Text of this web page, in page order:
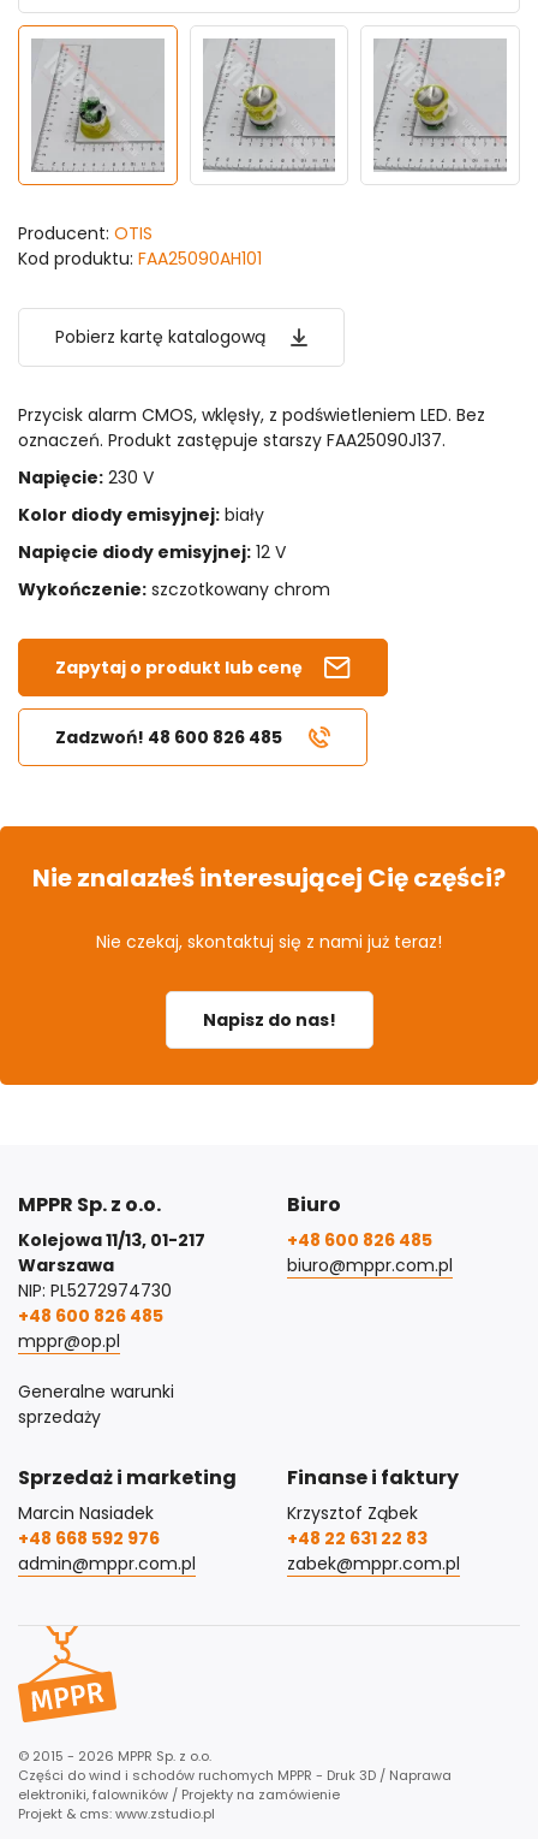
Producent: OTIS
Kod produktu: FAA25090AH101
Pobierz kartę katalogową
Przycisk alarm CMOS, wklęsły, z podświetleniem LED. Bez
oznaczeń. Produkt zastępuje starszy FAA25090J137.
Napięcie: 230 V
Kolor diody emisyjnej: biały
Napięcie diody emisyjnej: 12 V
Wykończenie: szczotkowany chrom
Zapytaj o produkt lub cenę
Zadzwoń! 48 600 826 485
Nie znalazłeś interesującej Cię części?
Nie czekaj, skontaktuj się z nami już teraz!
Napisz do nas!
MPPR Sp. z o.o.
Kolejowa 11/13, 01-217
Warszawa
NIP: PL5272974730
+48 600 826 485
mppr@op.pl
Generalne warunki
sprzedaży
Biuro
+48 600 826 485
biuro@mppr.com.pl
Sprzedaż i marketing
Marcin Nasiadek
+48 668 592 976
admin@mppr.com.pl
Finanse i faktury
Krzysztof Ząbek
+48 22 631 22 83
zabek@mppr.com.pl
© 2015 - 2026 MPPR Sp. z o.o.
Części do wind i schodów ruchomych MPPR - Druk 3D / Naprawa
elektroniki, falowników / Projekty na zamówienie
Projekt & cms:www.zstudio.pl